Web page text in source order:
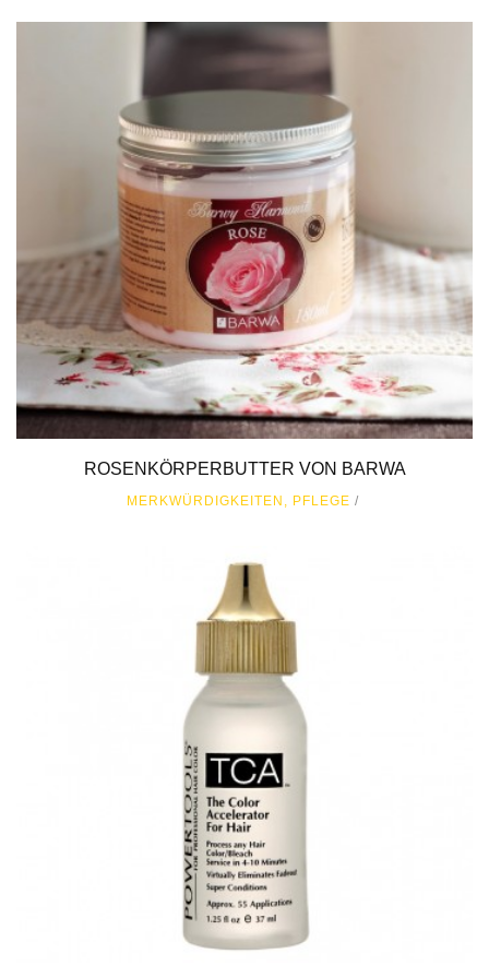
ROSENKÖRPERBUTTER VON BARWA
MERKWÜRDIGKEITEN , PFLEGE